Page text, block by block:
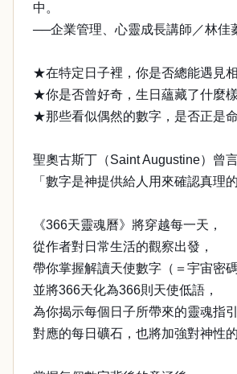
中。
──企業管理、心靈成長講師／林佳
★在特定日子裡，你是否總能遇見
★你是否曾好奇，生日蘊藏了什麼
★那些看似偶然的數字，是否正是
聖奧古斯丁（Saint Augustine）曾言
「數字是神提供給人用來確認真理
《366天靈魂曆》將穿越每一天，
從作者對日常生活的觀察出發，
帶你掌握解讀天使數字（＝宇宙密
並將366天化為366則天使低語，
為你揭示每個日子所帶來的靈魂指
對應的每日礦石，也將加強對神性的